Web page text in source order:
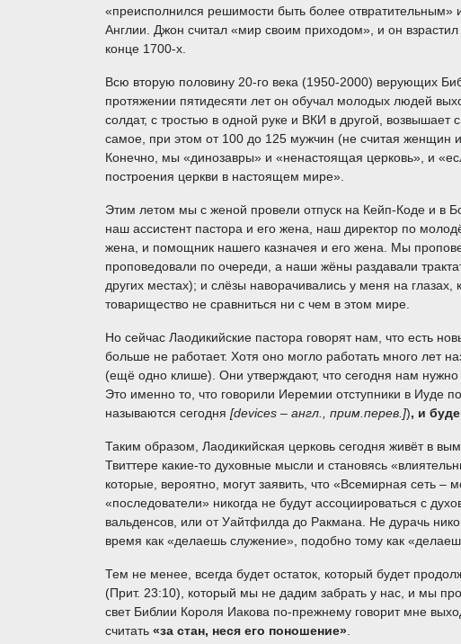
«преисполнился решимости быть более отвратительным»
Англии. Джон считал «мир своим приходом», и он
конце 1700-х.
Всю вторую половину 20-го века (1950-2000) верующих
протяжении пятидесяти лет он обучал молодых людей
солдат, с тростью в одной руке и ВКИ в другой,
самое, при этом от 100 до 125 мужчин (не считая женщин
Конечно, мы «динозавры» и «ненастоящая церковь», и
построения церкви в настоящем мире».
Этим летом мы с женой провели отпуск на Кейп-Коде и в
наш ассистент пастора и его жена, наш директор по
жена, и помощник нашего казначея и его жена. Мы
проповедовали по очереди, а наши жёны раздавали
других местах); и слёзы наворачивались у меня на
товарищество не сравниться ни с чем в этом мире.
Но сейчас Лаодикийские пастора говорят нам, что есть
больше не работает. Хотя оно могло работать много лет
(ещё одно клише). Они утверждают, что сегодня нам
Это именно то, что говорили Иеремии отступники в Иуде
называются сегодня [devices – англ., прим.перев.]), и
Таким образом, Лаодикийская церковь сегодня живёт в
Твиттере какие-то духовные мысли и становясь
которые, вероятно, могут заявить, что «Всемирная сеть
«последователи» никогда не будут ассоциироваться с
вальденсов, или от Уайтфилда до Ракмана. Не дурачь
время как «делаешь служение», подобно тому как
Тем не менее, всегда будет остаток, который будет
(Прит. 23:10), который мы не дадим забрать у нас, и мы
свет Библии Короля Иакова по-прежнему говорит мне
считать «за стан, неся его поношение»